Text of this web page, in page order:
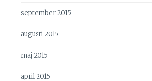
september 2015
augusti 2015
maj 2015
april 2015